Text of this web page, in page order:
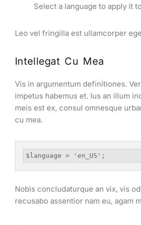
Select a language to apply it
Leo vel fringilla est ullamcorper
Intellegat Cu Mea
Vis in argumentum definitiones.
impetus habemus et. Ius an illum
meis est ex, consul omnesque
cu mea.
$language = 'en_US';
Nobis concludaturque an vix, vis
recusabo assentior nam eu, agam